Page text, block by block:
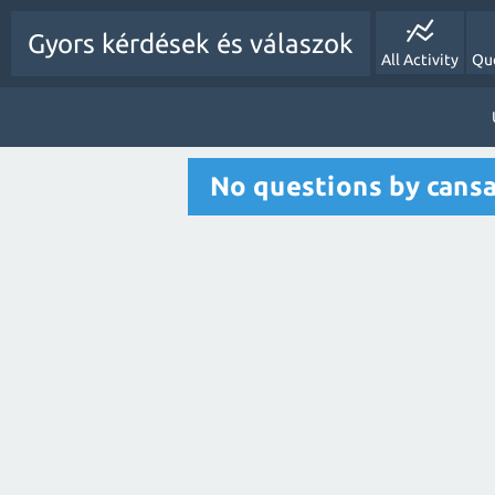
Gyors kérdések és válaszok
All Activity
No questions by